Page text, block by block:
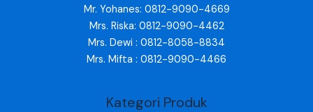
Mr. Yohanes: 0812-9090-4669
Mrs. Riska: 0812-9090-4462
Mrs. Dewi : 0812-8058-8834
Mrs. Mifta : 0812-9090-4466
Kategori Produk